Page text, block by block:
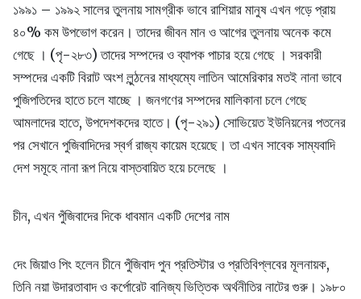
১৯৯১ – ১৯৯২ সালের তুলনায় সামগ্রীক ভাবে রাশিয়ার মানুষ এখন গড়ে প্রায়
৪০% কম উপভোগ করেন। তাদের জীবন মান ও আগের তুলনায় অনেক কমে
গেছে । (পৃ-২৮৩) তাদের সম্পদের ও ব্যাপক পাচার হয়ে গেছে । সরকারী
সম্পদের একটি বিরাট অংশ লুন্ঠনের মাধ্যম্যে লাতিন আমেরিকার মতই নানা ভাবে
পুজিপতিদের হাতে চলে যাচ্ছে । জনগণের সম্পদের মালিকানা চলে গেছে
আমলাদের হাতে, উপদেশকদের হাতে। (পৃ-২৯১) সোভিয়েত ইউনিয়নের পতনের
পর সেখানে পুজিবাদিদের স্বর্গ রাজ্য কায়েম হয়েছে। তা এখন সাবেক সাম্যবাদি
দেশ সমূহে নানা রূপ নিয়ে বাস্তবায়িত হয়ে চলেছে ।
চীন, এখন পুঁজিবাদের দিকে ধাবমান একটি দেশের নাম
দেং জিয়াও পিং হলেন চীনে পুঁজিবাদ পুন প্রতিস্টার ও প্রতিবিপ্লবের মূলনায়ক,
তিনি নয়া উদারতাবাদ ও কর্পোরেট বানিজ্য ভিত্তিক অর্থনীতির নাটের গুরু। ১৯৮০